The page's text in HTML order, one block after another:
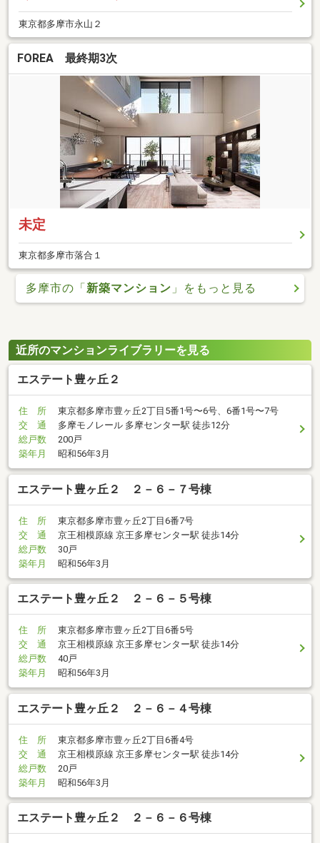
東京都多摩市永山２
FOREA 最終期3次
未定
東京都多摩市落合１
多摩市の「 新築マンション 」をもっと見る
近所のマンションライブラリーを見る
エステート豊ヶ丘２
住 所
東京都多摩市豊ヶ丘2丁目5番1号〜6号、6番1号〜7号
交 通
多摩モノレール 多摩センター駅 徒歩12分
総戸数
200戸
築年月
昭和56年3月
エステート豊ヶ丘２ ２－６－７号棟
住 所
東京都多摩市豊ヶ丘2丁目6番7号
交 通
京王相模原線 京王多摩センター駅 徒歩14分
総戸数
30戸
築年月
昭和56年3月
エステート豊ヶ丘２ ２－６－５号棟
住 所
東京都多摩市豊ヶ丘2丁目6番5号
交 通
京王相模原線 京王多摩センター駅 徒歩14分
総戸数
40戸
築年月
昭和56年3月
エステート豊ヶ丘２ ２－６－４号棟
住 所
東京都多摩市豊ヶ丘2丁目6番4号
交 通
京王相模原線 京王多摩センター駅 徒歩14分
総戸数
20戸
築年月
昭和56年3月
エステート豊ヶ丘２ ２－６－６号棟